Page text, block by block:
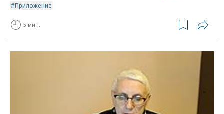
Приложение
5 мин.